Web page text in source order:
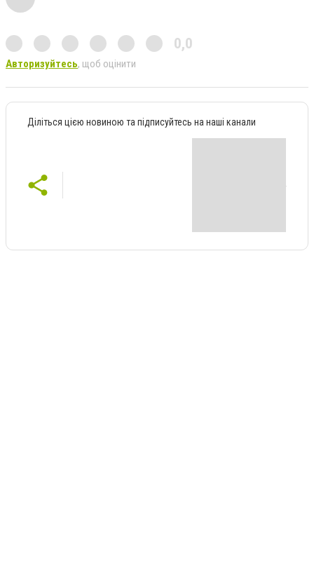
0,0
Авторизуйтесь, щоб оцінити
Діліться цією новиною та підписуйтесь на наші канали